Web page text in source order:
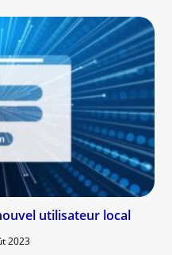
utilisateur local
2023